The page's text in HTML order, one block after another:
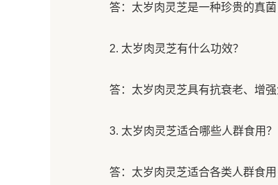
答：太岁肉灵芝是一种珍贵的真
2. 太岁肉灵芝有什么功效？
答：太岁肉灵芝具有抗衰老、增
3. 太岁肉灵芝适合哪些人群食用？
答：太岁肉灵芝适合各类人群食